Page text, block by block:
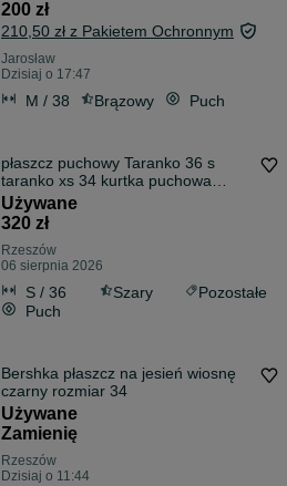
200 zł
210,50 zł z Pakietem Ochronnym
Jarosław
Dzisiaj o 17:47
M / 38 Brązowy Puch
płaszcz puchowy Taranko 36 s
taranko xs 34 kurtka puchowa
Taranko 36 s
Używane
320 zł
Rzeszów
06 sierpnia 2026
S / 36 Szary
Pozostałe
Puch
Bershka płaszcz na jesień wiosnę
czarny rozmiar 34
Używane
Zamienię
Rzeszów
Dzisiaj o 11:44